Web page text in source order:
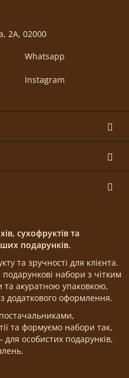
2А, 02000
Whatsapp
Instagram
сухофруктів та
подарунків.
та зручності для клієнта.
набори з чітким
та акуратною упаковкою,
додаткового оформлення.
та формуємо набори так,
особистих подарунків,